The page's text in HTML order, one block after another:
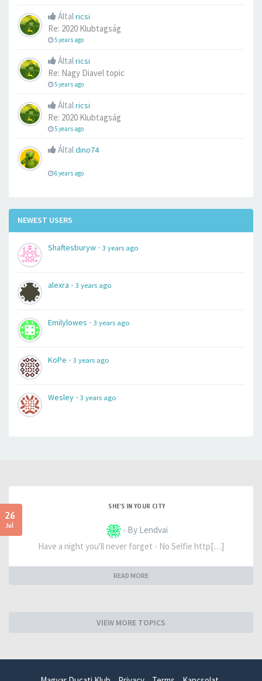
Általricsi
Re: 2020 Klubtagság
5 years ago
Általricsi
Re: Nagy Diavel topic
5 years ago
Általricsi
Re: 2020 Klubtagság
5 years ago
Általdino74
6 years ago
NEWEST USERS
Shaftesburyw - 3 years ago
alexra - 3 years ago
Emilylowes - 3 years ago
KoPe - 3 years ago
Wesley - 3 years ago
26
Jul
SHE'S IN YOUR CITY
- By Lendvai
Have a night you'll never forget - No Selfie http[…]
READ MORE
VIEW MORE TOPICS